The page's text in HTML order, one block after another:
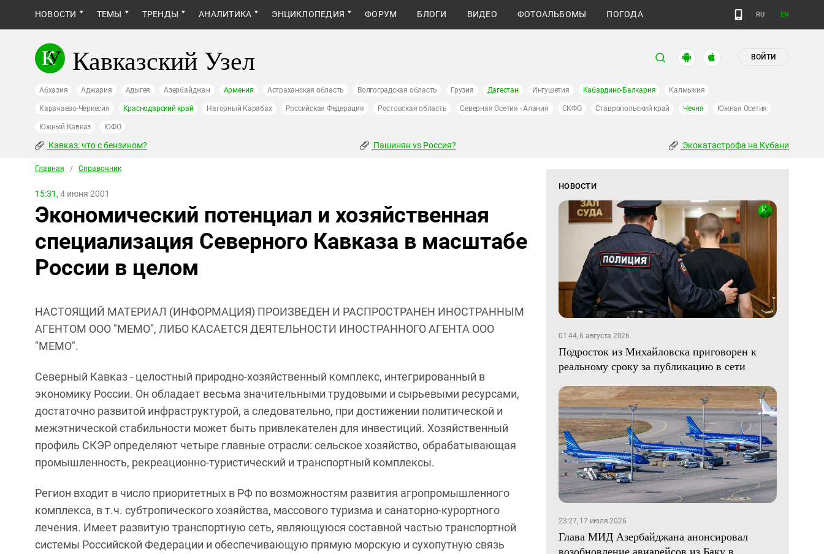
НОВОСТИ ТЕМЫ ТРЕНДЫ АНАЛИТИКА ЭНЦИКЛОПЕДИЯ ФОРУМ БЛОГИ ВИДЕО ФОТОАЛЬБОМЫ ПОГОДА RU EN
Кавказский Узел ВОЙТИ
Абхазия Аджария Адыгея Азербайджан Армения Астраханская область Волгоградская область Грузия Дагестан Ингушетия Кабардино-Балкария Калмыкия
Карачаево-Черкесия Краснодарский край Нагорный Карабах Российская Федерация Ростовская область Северная Осетия - Алания СКФО Ставропольский край Чечня Южная Осетия
Южный Кавказ ЮФО
Кавказ: что с бензином? Пашинян vs Россия? Экокатастрофа на Кубани
Главная / Справочник
15:31, 4 июня 2001
Экономический потенциал и хозяйственная
специализация Северного Кавказа в масштабе
России в целом
НАСТОЯЩИЙ МАТЕРИАЛ (ИНФОРМАЦИЯ) ПРОИЗВЕДЕН И РАСПРОСТРАНЕН ИНОСТРАННЫМ
АГЕНТОМ ООО "МЕМО", ЛИБО КАСАЕТСЯ ДЕЯТЕЛЬНОСТИ ИНОСТРАННОГО АГЕНТА ООО
"МЕМО".
Северный Кавказ - целостный природно-хозяйственный комплекс, интегрированный в
экономику России. Он обладает весьма значительными трудовыми и сырьевыми ресурсами,
достаточно развитой инфраструктурой, а следовательно, при достижении политической и
межэтнической стабильности может быть привлекателен для инвестиций. Хозяйственный
профиль СКЭР определяют четыре главные отрасли: сельское хозяйство, обрабатывающая
промышленность, рекреационно-туристический и транспортный комплексы.
Регион входит в число приоритетных в РФ по возможностям развития агропромышленного
комплекса, в т.ч. субтропического хозяйства, массового туризма и санаторно-курортного
лечения. Имеет развитую транспортную сеть, являющуюся составной частью транспортной
системы Российской Федерации и обеспечивающую прямую морскую и сухопутную связь
НОВОСТИ
01:44, 6 августа 2026
Подросток из Михайловска приговорен к
реальному сроку за публикацию в сети
23:27, 17 июля 2026
Глава МИД Азербайджана анонсировал